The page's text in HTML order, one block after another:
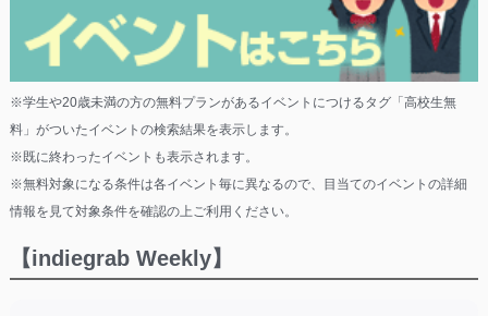
※学生や20歳未満の方の無料プランがあるイベントにつけるタグ「高校生無
料」がついたイベントの検索結果を表示します。
※既に終わったイベントも表示されます。
※無料対象になる条件は各イベント毎に異なるので、目当てのイベントの詳細
情報を見て対象条件を確認の上ご利用ください。
【indiegrab Weekly】